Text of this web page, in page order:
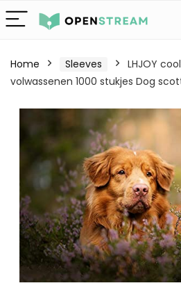
Home Sleeves
LHJOY
volwassenen 1000 stukjes Dog